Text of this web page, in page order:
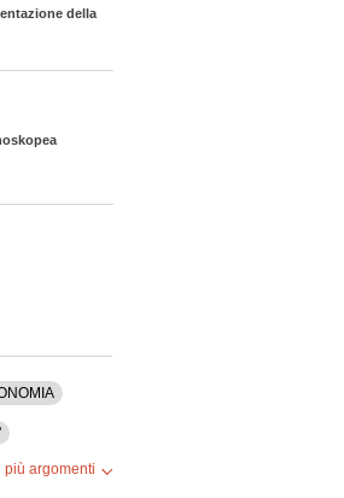
della
più argomenti